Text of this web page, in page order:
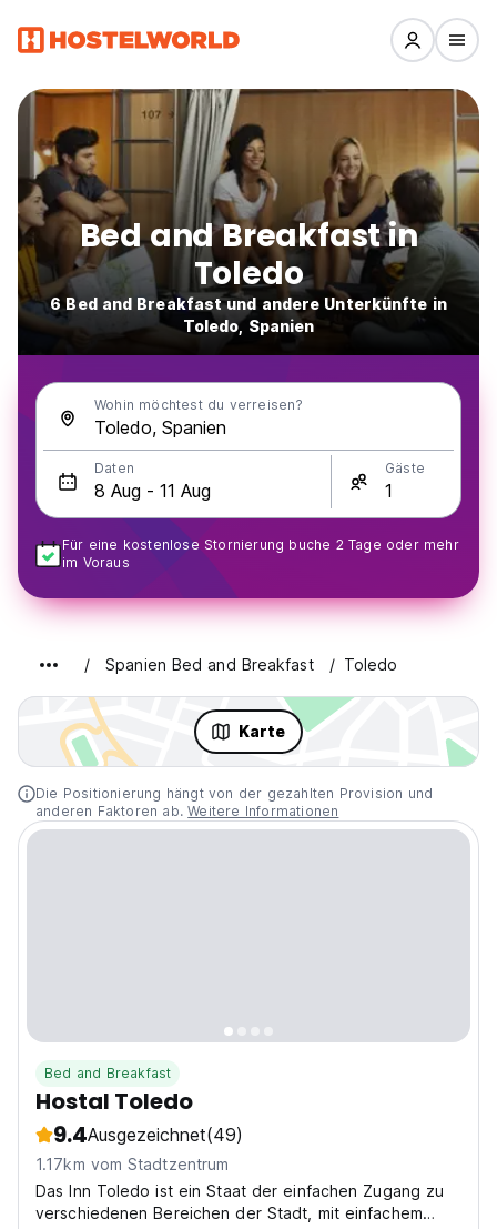
Bed and Breakfast in
Toledo
6 Bed and Breakfast und andere Unterkünfte in
Toledo, Spanien
Wohin möchtest du verreisen?
Daten Gäste
Für eine kostenlose Stornierung buche 2 Tage oder mehr
im Voraus
Spanien Bed and Breakfast Toledo
Karte
Die Positionierung hängt von der gezahlten Provision und
anderen Faktoren ab.Weitere Informationen
Bed and Breakfast
Hostal Toledo
9.4Ausgezeichnet(49)
1.17km vom Stadtzentrum
Das Inn Toledo ist ein Staat der einfachen Zugang zu
verschiedenen Bereichen der Stadt, mit einfachem